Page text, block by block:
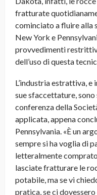
fratturate
cominciato a fluire alla
New York e
provvedimenti
dell’uso di questa
L’industria estrattiva,
sue sfaccettature,
conferenza della
applicata, appena
Pennsylvania. «È un
sempre si ha voglia di
letteralmente
lasciate fratturare le
potabile, ma se vi
pratica, se ci